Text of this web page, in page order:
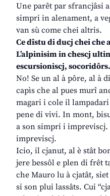
Une parêt par sfrancjâsi
simpri in alenament, a
van sù come chei altris.
Ce dîstu di ducj chei
L’alpinisim in chescj
escursioniscj,
No! Se un al à pôre, al à
capìs che al pues murî
magari i cole il
pene di vivi. In mont,
a son simpri i
impreviscj.
Icio, il cjanut, al è stât
jere bessôl e plen di frêt
che Mauro lu à cjatât,
si son plui lassâts. Cui